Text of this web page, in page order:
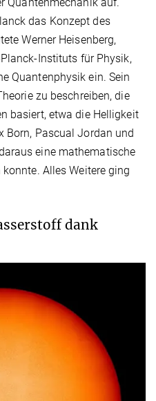
das Konzept des
Werner Heisenberg,
Instituts für Physik,
Quantenphysik ein. Sein
zu beschreiben, die
basiert, etwa die Helligkeit
Born, Pascual Jordan und
eine mathematische
Alles Weitere ging
dank